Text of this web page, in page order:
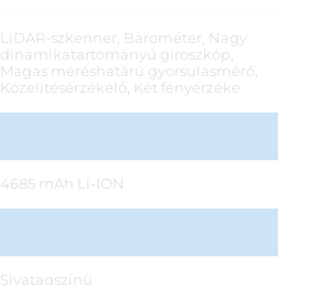
LiDAR-szkenner, Barométer, Nagy
dinamikatartományú giroszkóp,
Magas méréshatárú gyorsulásmérő,
Közelítésérzékelő, Két fényérzéke
4685 mAh Li-ION
Sivatagszínű